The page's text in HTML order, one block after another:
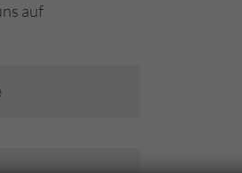
auf